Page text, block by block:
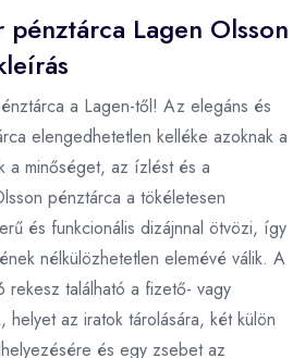
Lagen Olsson
a Lagen-től! Az elegáns és
elengedhetetlen kelléke azoknak a
a minőséget, az ízlést és a
pénztárca a tökéletesen
és funkcionális dizájnnal ötvözi, így
nélkülözhetetlen elemévé válik. A
rekesz található a fizető- vagy
helyet az iratok tárolására, két külön
és egy zsebet az